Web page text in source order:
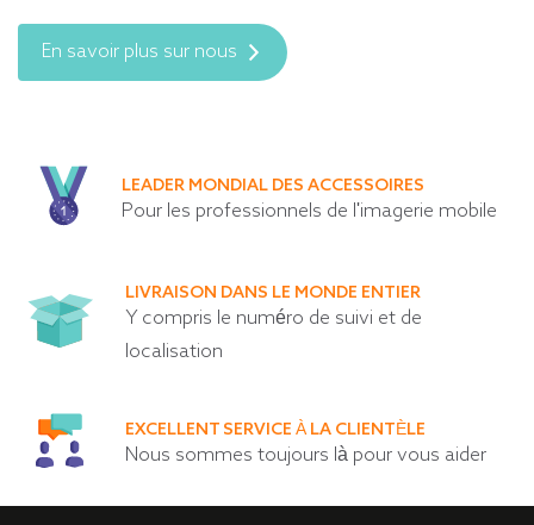
En savoir plus sur nous
LEADER MONDIAL DES ACCESSOIRES
Pour les professionnels de l'imagerie mobile
LIVRAISON DANS LE MONDE ENTIER
Y compris le numéro de suivi et de
localisation
EXCELLENT SERVICE À LA CLIENTÈLE
Nous sommes toujours là pour vous aider